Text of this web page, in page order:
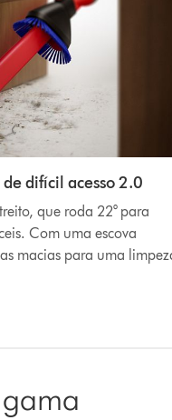
difícil acesso 2.0
que roda 22° para
Com uma escova
macias para uma